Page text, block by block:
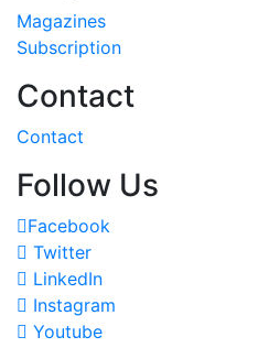
Magazines
Subscription
Contact
Contact
Follow Us
Facebook
Twitter
LinkedIn
Instagram
Youtube